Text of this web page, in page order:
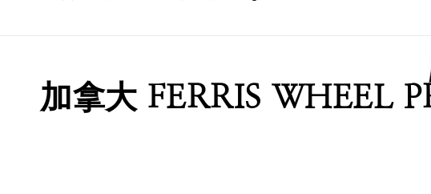
加拿大 FERRIS WHEEL